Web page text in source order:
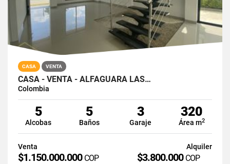
CASA VENTA
CASA - VENTA - ALFAGUARA LAS…
Colombia
5
Alcobas
5
Baños
3
Garaje
320
Área m2
Venta
$1.150.000.000 COP
Alquiler
$3.800.000 COP